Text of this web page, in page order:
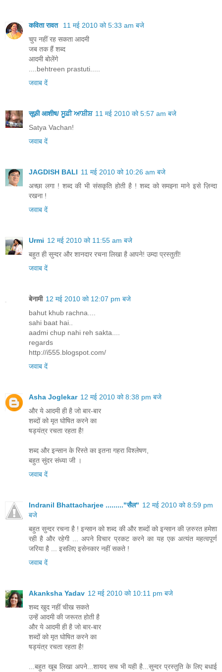
कविता रावत
11 मई 2010 को 5:33 am बजे
चुप नहीं रह सकता आदमी
जब तक हैं शब्द
आदमी बोलेंगे
....behtreen prastuti.....
जवाब दें
सूफ़ी आशीष/ ਸੂਫ਼ੀ ਆਸ਼ੀਸ਼ 11 मई 2010 को 5:57 am बजे
Satya Vachan!
जवाब दें
JAGDISH BALI 11 मई 2010 को 10:26 am बजे
अच्छा लगा ! शब्द की भी संसकृति होती है ! शब्द को समझ्ना माने इसे ज़िन्दा
रखना !
जवाब दें
Urmi 12 मई 2010 को 11:55 am बजे
बहुत ही सुन्दर और शानदार रचना लिखा है आपने! उम्दा प्रस्तुती!
जवाब दें
बेनामी 12 मई 2010 को 12:07 pm बजे
bahut khub rachna....
sahi baat hai..
aadmi chup nahi reh sakta....
regards
http://i555.blogspot.com/
जवाब दें
Asha Joglekar 12 मई 2010 को 8:38 pm बजे
और ये आदमी ही है जो बार-बार
शब्दों को मृत घोषित करने का
षड्यंत्र रचता रहता है!
शब्द और इन्सान के रिस्ते का इतना गहरा विश्लेषण,
बहुत सुंदर संध्या जी ।
जवाब दें
Indranil Bhattacharjee ........."सैल" 12 मई 2010 को 8:59 pm
बजे
बहुत सुन्दर रचना है ! इन्सान को शब्द की और शब्दों को इन्सान की ज़रुरत हमेशा
रही है और रहेगी ... अपने विचार प्रकट करने का यह एक अत्यंत महत्वपूर्ण
जरिया है ... इसलिए इसेनकार नहीं सकते !
जवाब दें
Akanksha Yadav 12 मई 2010 को 10:11 pm बजे
शब्द खुद नहीं चीख सकते
उन्हें आदमी की जरूरत होती है
और ये आदमी ही है जो बार-बार
शब्दों को मृत घोषित करने का
षड्यंत्र रचता रहता है!
...बहुत खूब लिखा अपने...शायद सच भी यही है...सुन्दर प्रस्तुति के लिए बधाई